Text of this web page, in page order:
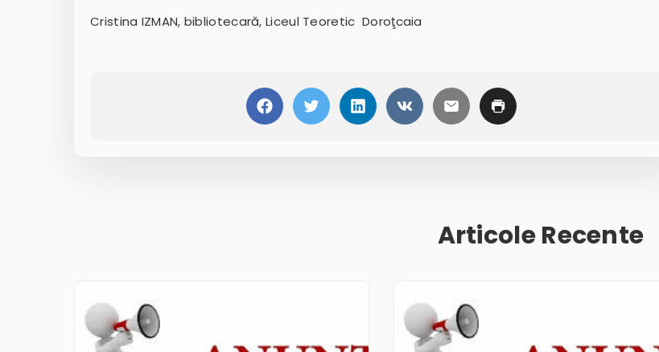
Cristina IZMAN, bibliotecară, Liceul Teoretic Doroţcaia
Articole Recente